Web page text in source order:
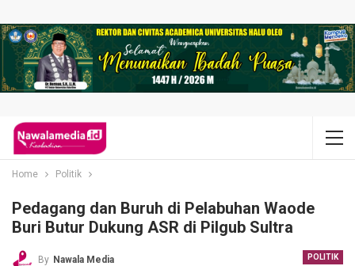
Home Politik
Pedagang dan Buruh di Pelabuhan Waode
Buri Butur Dukung ASR di Pilgub Sultra
POLITIK
By Nawala Media